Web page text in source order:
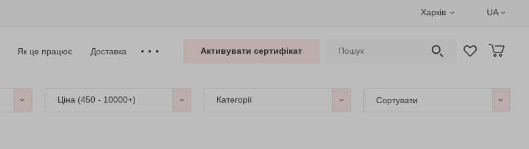
Харків UA
Як це працює Доставка Активувати сертифікат
Ціна (450 - 10000+) Категорії Сортувати